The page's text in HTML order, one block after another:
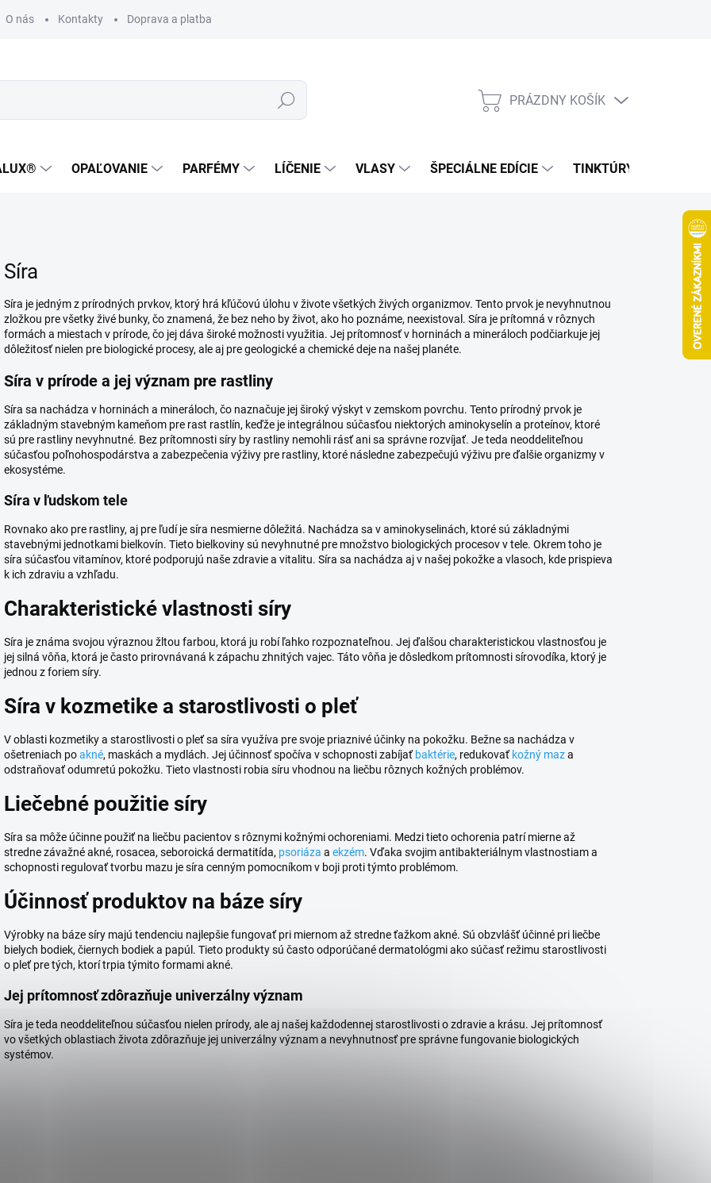
O nás Kontakty Doprava a platba
Hľadať
NÁKUPNÝ
PRÁZDNY KOŠÍK
OPAĽOVANIE PARFÉMY LÍČENIE VLASY ŠPECIÁLNE EDÍCIE TINKTÚRY
Síra
Síra je jedným z prírodných prvkov, ktorý hrá kľúčovú úlohu v živote všetkých živých organizmov. Tento prvok je nevyhnutnou
zložkou pre všetky živé bunky, čo znamená, že bez neho by život, ako ho poznáme, neexistoval. Síra je prítomná v rôznych
formách a miestach v prírode, čo jej dáva široké možnosti využitia. Jej prítomnosť v horninách a mineráloch podčiarkuje jej
dôležitosť nielen pre biologické procesy, ale aj pre geologické a chemické deje na našej planéte.
Síra v prírode a jej význam pre rastliny
Síra sa nachádza v horninách a mineráloch, čo naznačuje jej široký výskyt v zemskom povrchu. Tento prírodný prvok je
základným stavebným kameňom pre rast rastlín, keďže je integrálnou súčasťou niektorých aminokyselín a proteínov, ktoré
sú pre rastliny nevyhnutné. Bez prítomnosti síry by rastliny nemohli rásť ani sa správne rozvíjať. Je teda neoddeliteľnou
súčasťou poľnohospodárstva a zabezpečenia výživy pre rastliny, ktoré následne zabezpečujú výživu pre ďalšie organizmy v
ekosystéme.
Síra v ľudskom tele
Rovnako ako pre rastliny, aj pre ľudí je síra nesmierne dôležitá. Nachádza sa v aminokyselinách, ktoré sú základnými
stavebnými jednotkami bielkovín. Tieto bielkoviny sú nevyhnutné pre množstvo biologických procesov v tele. Okrem toho je
síra súčasťou vitamínov, ktoré podporujú naše zdravie a vitalitu. Síra sa nachádza aj v našej pokožke a vlasoch, kde prispieva
k ich zdraviu a vzhľadu.
Charakteristické vlastnosti síry
Síra je známa svojou výraznou žltou farbou, ktorá ju robí ľahko rozpoznateľnou. Jej ďalšou charakteristickou vlastnosťou je
jej silná vôňa, ktorá je často prirovnávaná k zápachu zhnitých vajec. Táto vôňa je dôsledkom prítomnosti sírovodíka, ktorý je
jednou z foriem síry.
Síra v kozmetike a starostlivosti o pleť
V oblasti kozmetiky a starostlivosti o pleť sa síra využíva pre svoje priaznivé účinky na pokožku. Bežne sa nachádza v
ošetreniach poakné, maskách a mydlách. Jej účinnosť spočíva v schopnosti zabíjať baktérie, redukovať kožný maza
odstraňovať odumretú pokožku. Tieto vlastnosti robia síru vhodnou na liečbu rôznych kožných problémov.
Liečebné použitie síry
Síra sa môže účinne použiť na liečbu pacientov s rôznymi kožnými ochoreniami. Medzi tieto ochorenia patrí mierne až
stredne závažné akné, rosacea, seboroická dermatitída, psoriáza a ekzém. Vďaka svojim antibakteriálnym vlastnostiam a
schopnosti regulovať tvorbu mazu je síra cenným pomocníkom v boji proti týmto problémom.
Účinnosť produktov na báze síry
Výrobky na báze síry majú tendenciu najlepšie fungovať pri miernom až stredne ťažkom akné. Sú obzvlášť účinné pri liečbe
bielych bodiek, čiernych bodiek a papúl. Tieto produkty sú často odporúčané dermatológmi ako súčasť režimu starostlivosti
o pleť pre tých, ktorí trpia týmito formami akné.
Jej prítomnosť zdôrazňuje univerzálny význam
Síra je teda neoddeliteľnou súčasťou nielen prírody, ale aj našej každodennej starostlivosti o zdravie a krásu. Jej prítomnosť
vo všetkých oblastiach života zdôrazňuje jej univerzálny význam a nevyhnutnosť pre správne fungovanie biologických
systémov.